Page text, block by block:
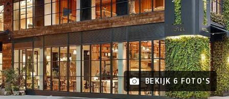
BEKIJK 6 FOTO'S